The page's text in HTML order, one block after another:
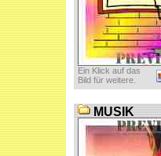
Ein Klick auf das
Bild für weitere.
MUSIK